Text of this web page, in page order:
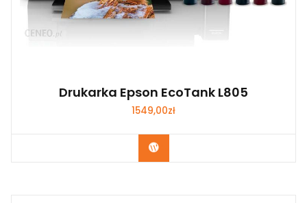
Drukarka Epson EcoTank L805
1549,00zł
Kup Teraz